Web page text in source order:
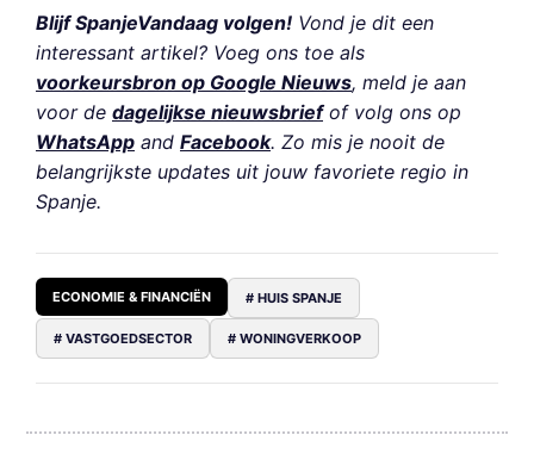
Blijf SpanjeVandaag volgen! Vond je dit een
interessant artikel? Voeg ons toe als
voorkeursbron op Google Nieuws, meld je aan
voor de dagelijkse nieuwsbriefof volg ons op
WhatsApp and Facebook. Zo mis je nooit de
belangrijkste updates uit jouw favoriete regio in
Spanje.
ECONOMIE & FINANCIËN # HUIS SPANJE
# VASTGOEDSECTOR # WONINGVERKOOP